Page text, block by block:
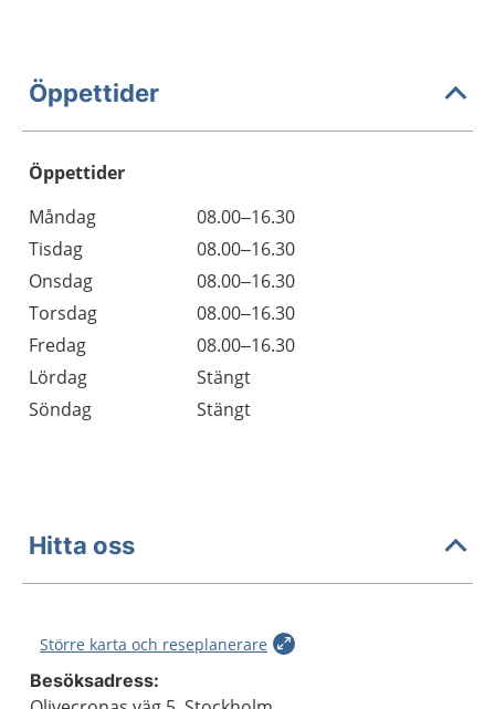
Öppettider
Öppettider
Dag
Öppettider
Kommentarer
Måndag
08.00–16.30
Tisdag
08.00–16.30
Onsdag
08.00–16.30
Torsdag
08.00–16.30
Fredag
08.00–16.30
Lördag
Stängt
Söndag
Stängt
Hitta oss
Större karta och reseplanerare
Besöksadress: